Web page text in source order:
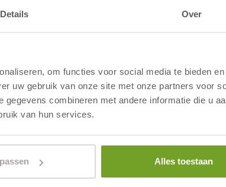
Details Over
om functies voor social media te bieden en
uw gebruik van onze site met onze partners voor
combineren met andere informatie die u
van hun services.
Alles toestaan
Specificaties en
Voor gasten met
Maakt u gebruik van een rollator? Deze
ruimer dan de overige standaardkamers.
de 2eetage waar u het hotel betreedt via de
ingang. Kamer 150 ligt daar recht boven; op de
hoofdingang en de receptie bevinden. De